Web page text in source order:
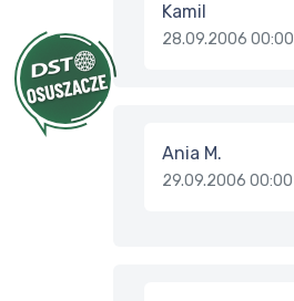
Kamil
28.09.2006 00:00
Ania M.
29.09.2006 00:00